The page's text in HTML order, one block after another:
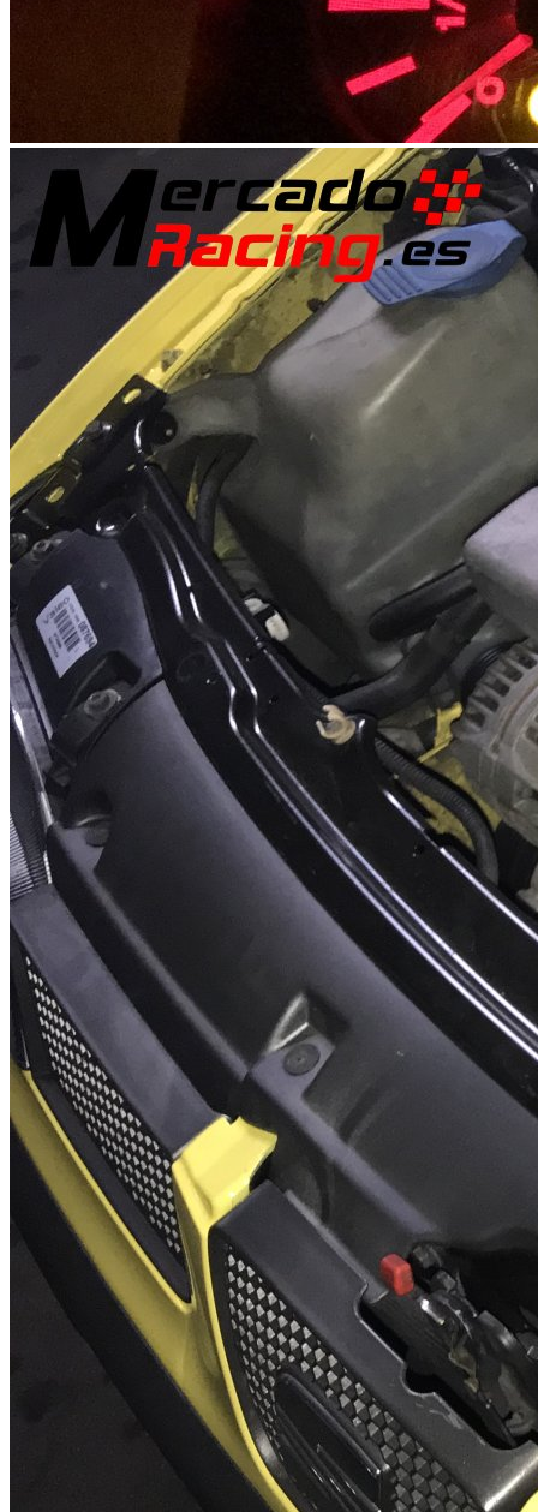
Seat cordoba cupra 1.8 20vt. 3000€
Se vende cordoba cupra en perfecto estado el coche lleva parado
medio año, aceite y filtros con menos de 3000km ruedas recien
cambiadas. itv recien pasada sin problemas. esta completamente de
serie a excepción de escape que esta homologado y muelles vog